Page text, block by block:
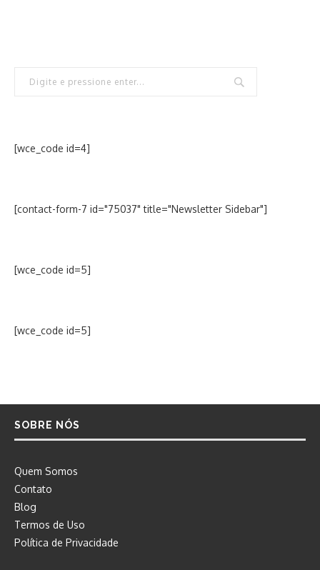
[wce_code id=4]
[contact-form-7 id="75037" title="Newsletter Sidebar"]
[wce_code id=5]
[wce_code id=5]
SOBRE NÓS
Quem Somos
Contato
Blog
Termos de Uso
Política de Privacidade